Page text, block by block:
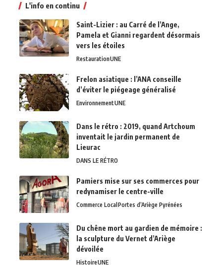
L'info en continu
Saint-Lizier : au Carré de l’Ange,
Pamela et Gianni regardent désormais
vers les étoiles
RestaurationUNE
Frelon asiatique : l’ANA conseille
d’éviter le piégeage généralisé
EnvironnementUNE
Dans le rétro : 2019, quand Artchoum
inventait le jardin permanent de
Lieurac
DANS LE RÉTRO
Pamiers mise sur ses commerces pour
redynamiser le centre-ville
Commerce LocalPortes d’Ariège Pyrénées
Du chêne mort au gardien de mémoire :
la sculpture du Vernet d’Ariège
dévoilée
HistoireUNE